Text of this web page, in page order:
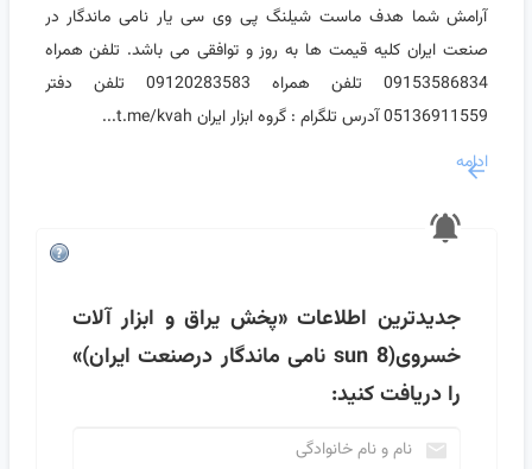
آرامش شما هدف ماست شیلنگ پی وی سی یار نامی ماندگار در
صنعت ایران کلیه قیمت ها به روز و توافقی می باشد. تلفن همراه
09153586834 تلفن همراه 09120283583 تلفن دفتر
05136911559 آدرس تلگرام : گروه ابزار ایران t.me/kvah...
ادامه
جدیدترین اطلاعات«پخش یراق و ابزار آلات
خسروی(sun 8 نامی ماندگار درصنعت ایران)»
را دریافت کنید: